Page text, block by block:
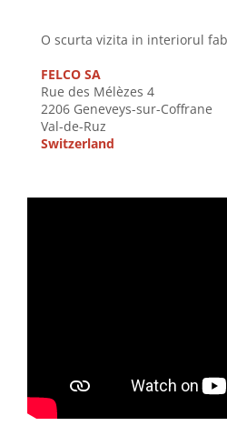
O scurta vizita in interiorul
FELCO SA
Rue des Mélèzes 4
2206 Geneveys-sur-Coffrane
Val-de-Ruz
Switzerland